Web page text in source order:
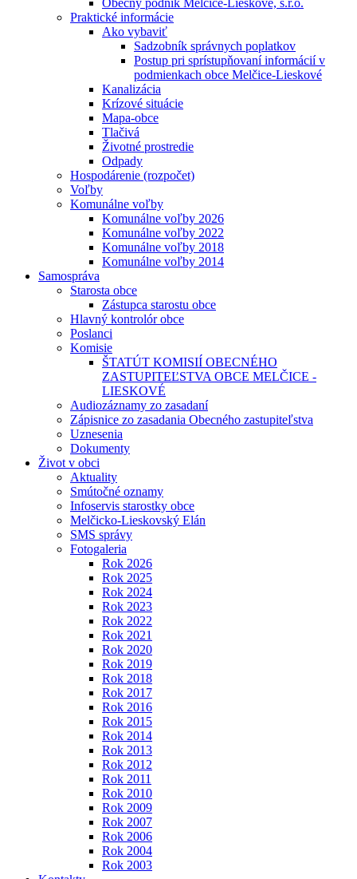
Obecný podnik Melčice-Lieskové, s.r.o.
Praktické informácie
Ako vybaviť
Sadzobník správnych poplatkov
Postup pri sprístupňovaní informácií v
podmienkach obce Melčice-Lieskové
Kanalizácia
Krízové situácie
Mapa-obce
Tlačivá
Životné prostredie
Odpady
Hospodárenie (rozpočet)
Voľby
Komunálne voľby
Komunálne voľby 2026
Komunálne voľby 2022
Komunálne voľby 2018
Komunálne voľby 2014
Samospráva
Starosta obce
Zástupca starostu obce
Hlavný kontrolór obce
Poslanci
Komisie
ŠTATÚT KOMISIÍ OBECNÉHO
ZASTUPITEĽSTVA OBCE MELČICE -
LIESKOVÉ
Audiozáznamy zo zasadaní
Zápisnice zo zasadania Obecného zastupiteľstva
Uznesenia
Dokumenty
Život v obci
Aktuality
Smútočné oznamy
Infoservis starostky obce
Melčicko-Lieskovský Elán
SMS správy
Fotogaleria
Rok 2026
Rok 2025
Rok 2024
Rok 2023
Rok 2022
Rok 2021
Rok 2020
Rok 2019
Rok 2018
Rok 2017
Rok 2016
Rok 2015
Rok 2014
Rok 2013
Rok 2012
Rok 2011
Rok 2010
Rok 2009
Rok 2007
Rok 2006
Rok 2004
Rok 2003